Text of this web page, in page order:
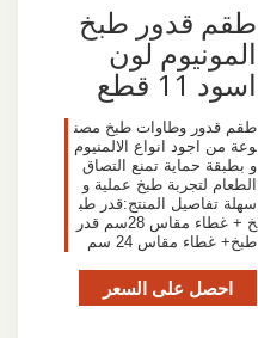
طقم قدور طبخ
المونيوم لون
اسود 11 قطع
طقم قدور وطاوات طبخ مصن
وعة من اجود انواع الالمنيوم
و بطبقة حماية تمنع التصاق
الطعام لتجربة طبخ عملية و
سهلة تفاصيل المنتج:قدر طب
خ + غطاء مقاس 28سم قدر
طبخ+ غطاء مقاس 24 سم
احصل على السعر